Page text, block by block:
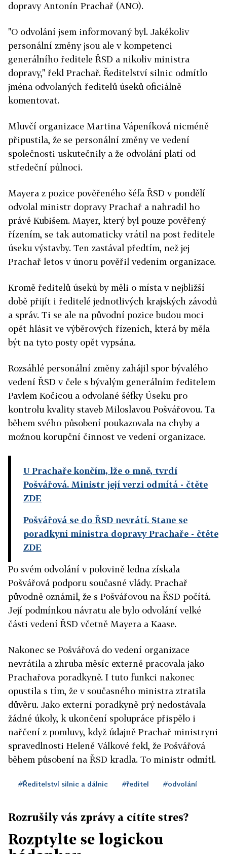
dopravy Antonín Prachař (ANO).
"O odvolání jsem informovaný byl. Jakékoliv
personální změny jsou ale v kompetenci
generálního ředitele ŘSD a nikoliv ministra
dopravy," řekl Prachař. Ředitelství silnic odmítlo
jména odvolaných ředitelů úseků oficiálně
komentovat.
Mluvčí organizace Martina Vápeníková nicméně
připustila, že se personální změny ve vedení
společnosti uskutečnily a že odvolání platí od
středeční půlnoci.
Mayera z pozice pověřeného šéfa ŘSD v pondělí
odvolal ministr dopravy Prachař a nahradil ho
právě Kubišem. Mayer, který byl pouze pověřený
řízením, se tak automaticky vrátil na post ředitele
úseku výstavby. Ten zastával předtím, než jej
Prachař letos v únoru pověřil vedením organizace.
Kromě ředitelů úseků by měli o místa v nejbližší
době přijít i ředitelé jednotlivých krajských závodů
a správ. Ti se ale na původní pozice budou moci
opět hlásit ve výběrových řízeních, která by měla
být na tyto posty opět vypsána.
Rozsáhlé personální změny zahájil spor bývalého
vedení ŘSD v čele s bývalým generálním ředitelem
Pavlem Kočicou a odvolané šéfky Úseku pro
kontrolu kvality staveb Miloslavou Pošvářovou. Ta
během svého působení poukazovala na chyby a
možnou korupční činnost ve vedení organizace.
U Prachaře končím, lže o mně, tvrdí
Pošvářová. Ministr její verzi odmítá - čtěte
ZDE
Pošvářová se do ŘSD nevrátí. Stane se
poradkyní ministra dopravy Prachaře - čtěte
ZDE
Po svém odvolání v polovině ledna získala
Pošvářová podporu současné vlády. Prachař
původně oznámil, že s Pošvářovou na ŘSD počítá.
Její podmínkou návratu ale bylo odvolání velké
části vedení ŘSD včetně Mayera a Kaase.
Nakonec se Pošvářová do vedení organizace
nevrátila a zhruba měsíc externě pracovala jako
Prachařova poradkyně. I tuto funkci nakonec
opustila s tím, že v současného ministra ztratila
důvěru. Jako externí poradkyně prý nedostávala
žádné úkoly, k ukončení spolupráce přispělo i
nařčení z pomluvy, když údajně Prachař ministryni
spravedlnosti Heleně Válkové řekl, že Pošvářová
během působení na ŘSD kradla. To ministr odmítl.
#Ředitelství silnic a dálnic #ředitel #odvolání
Rozrušily vás zprávy a cítíte stres?
Rozptylte se logickou